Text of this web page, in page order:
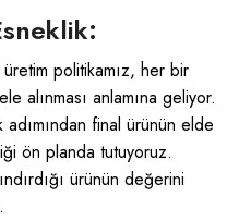
politikamız, her bir
alınması anlamına geliyor.
final ürünün elde
ön planda tutuyoruz.
ürünün değerini